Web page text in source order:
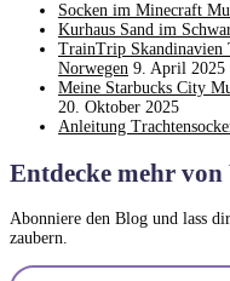
Socken im Minecraft
Kurhaus Sand im
TrainTrip Skandinavien
Norwegen 9. April 2025
Meine Starbucks City
20. Oktober 2025
Anleitung
Entdecke mehr
Abonniere den Blog und lass
zaubern.
Gib deine E-Mail-Adresse ein ...